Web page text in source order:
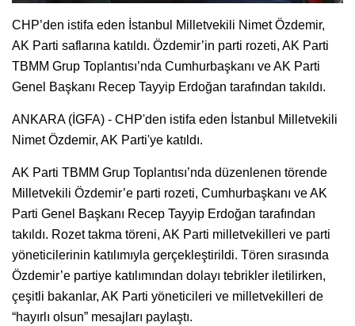
CHP’den istifa eden İstanbul Milletvekili Nimet Özdemir,
AK Parti saflarına katıldı. Özdemir’in parti rozeti, AK Parti
TBMM Grup Toplantısı’nda Cumhurbaşkanı ve AK Parti
Genel Başkanı Recep Tayyip Erdoğan tarafından takıldı.
ANKARA (İGFA) - CHP'den istifa eden İstanbul Milletvekili
Nimet Özdemir, AK Parti'ye katıldı.
AK Parti TBMM Grup Toplantısı’nda düzenlenen törende
Milletvekili Özdemir’e parti rozeti, Cumhurbaşkanı ve AK
Parti Genel Başkanı Recep Tayyip Erdoğan tarafından
takıldı. Rozet takma töreni, AK Parti milletvekilleri ve parti
yöneticilerinin katılımıyla gerçekleştirildi. Tören sırasında
Özdemir’e partiye katılımından dolayı tebrikler iletilirken,
çeşitli bakanlar, AK Parti yöneticileri ve milletvekilleri de
“hayırlı olsun” mesajları paylaştı.